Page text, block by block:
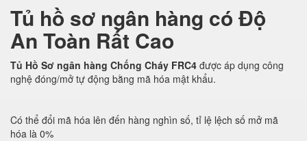
Tủ hồ sơ ngân hàng có Độ
An Toàn Rất Cao
Tủ Hồ Sơ ngân hàng Chống Cháy FRC4 được áp dụng công
nghệ đóng/mở tự động bằng mã hóa mật khẩu.
Có thể đổi mã hóa lên đến hàng nghìn số, tỉ lệ lệch số mở mã
hóa là 0%